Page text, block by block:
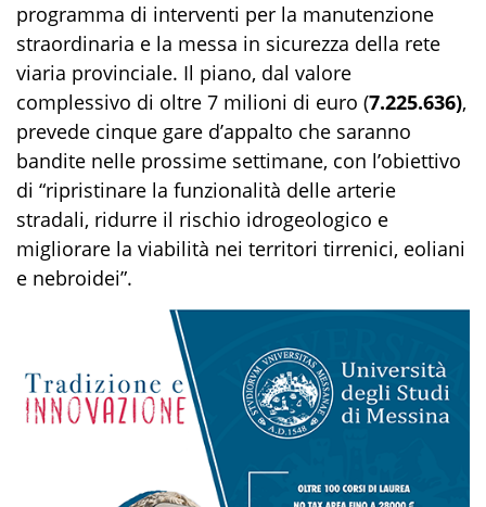
programma di interventi per la manutenzione
straordinaria e la messa in sicurezza della rete
viaria provinciale. Il piano, dal valore
complessivo di oltre 7 milioni di euro (7.225.636),
prevede cinque gare d’appalto che saranno
bandite nelle prossime settimane, con l’obiettivo
di “ripristinare la funzionalità delle arterie
stradali, ridurre il rischio idrogeologico e
migliorare la viabilità nei territori tirrenici, eoliani
e nebroidei”.